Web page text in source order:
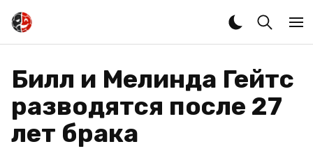
Билл и Мелинда Гейтс
разводятся после 27
лет брака